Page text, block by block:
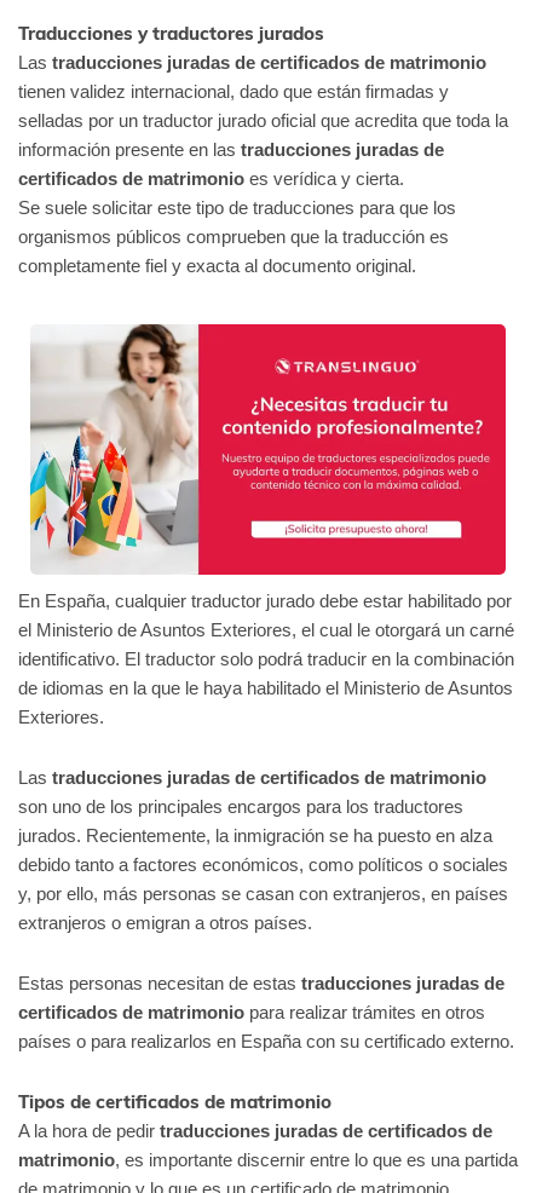
Traducciones y traductores jurados
Las traducciones juradas de certificados de matrimonio
tienen validez internacional, dado que están firmadas y
selladas por un traductor jurado oficial que acredita que toda la
información presente en las traducciones juradas de
certificados de matrimonio es verídica y cierta.
Se suele solicitar este tipo de traducciones para que los
organismos públicos comprueben que la traducción es
completamente fiel y exacta al documento original.
En España, cualquier traductor jurado debe estar habilitado por
el Ministerio de Asuntos Exteriores, el cual le otorgará un carné
identificativo. El traductor solo podrá traducir en la combinación
de idiomas en la que le haya habilitado el Ministerio de Asuntos
Exteriores.
Las traducciones juradas de certificados de matrimonio
son uno de los principales encargos para los traductores
jurados. Recientemente, la inmigración se ha puesto en alza
debido tanto a factores económicos, como políticos o sociales
y, por ello, más personas se casan con extranjeros, en países
extranjeros o emigran a otros países.
Estas personas necesitan de estas traducciones juradas de
certificados de matrimonio para realizar trámites en otros
países o para realizarlos en España con su certificado externo.
Tipos de certificados de matrimonio
A la hora de pedir traducciones juradas de certificados de
matrimonio, es importante discernir entre lo que es una partida